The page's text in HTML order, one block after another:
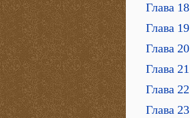
Глава 18
Глава 19
Глава 20
Глава 21
Глава 22
Глава 23